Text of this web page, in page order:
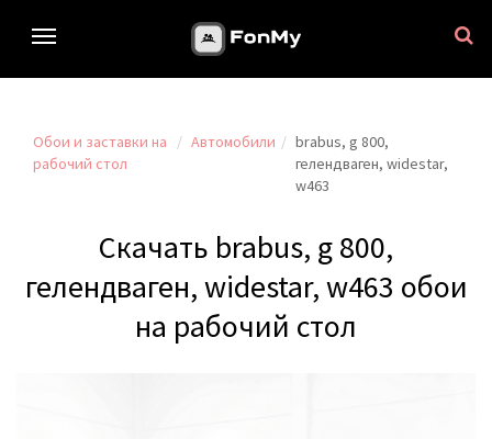
Обои и заставки на
рабочий стол
Автомобили
brabus, g 800,
гелендваген, widestar,
w463
Скачать brabus, g 800,
гелендваген, widestar, w463 обои
на рабочий стол